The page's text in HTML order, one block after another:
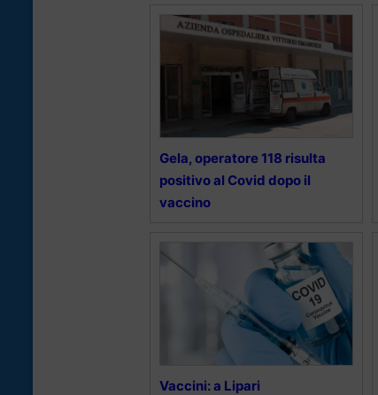
Gela, operatore 118 risulta
positivo al Covid dopo il
vaccino
Vaccini: a Lipari